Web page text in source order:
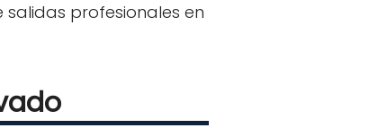
profesionales en